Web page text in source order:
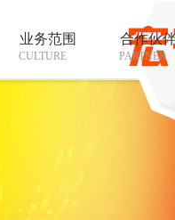
业务范围
CULTURE
合作伙
PARTNER